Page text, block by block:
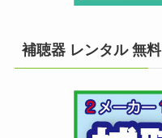
補聴器 レンタル 無料